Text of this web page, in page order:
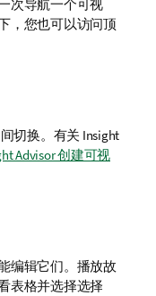
次导航一个可视
，您也可以访问顶
切换。 有关 Insight
Advisor 创建可视
编辑它们。播放故
表格并选择选择